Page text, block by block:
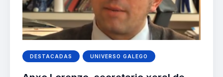
DESTACADAS UNIVERSO GALEGO